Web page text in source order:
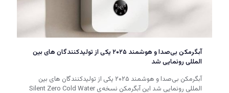
آبگرمکن بی‌صدا و هوشمند ۲۰۲۵ یکی از تولیدکنندگان های بین
المللی رونمایی شد
آبگرمکن بی‌صدا و هوشمند ۲۰۲۵ یکی از تولیدکنندگان های بین